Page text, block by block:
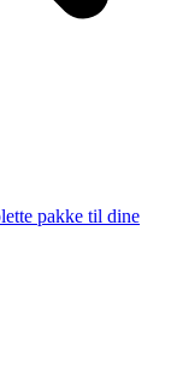
pakke til dine